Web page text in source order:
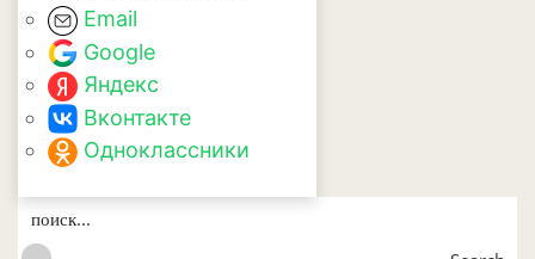
Email
Google
Яндекс
Вконтакте
Одноклассники